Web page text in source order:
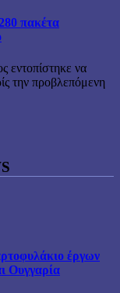
πακέτα
εντοπίστηκε να
την προβλεπόμενη
έργων
Ουγγαρία